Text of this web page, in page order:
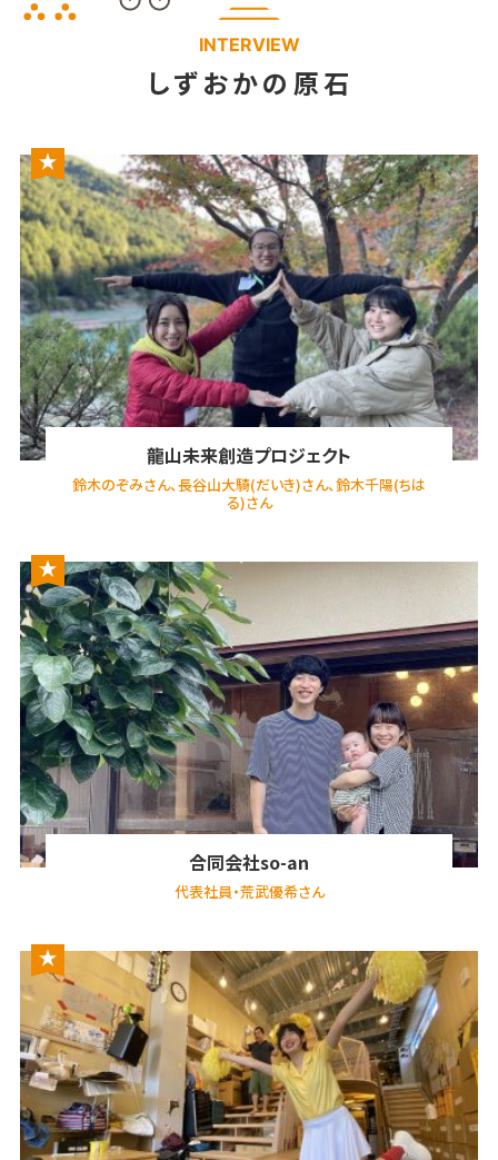
INTERVIEW
しずおかの原石
龍山未来創造プロジェクト
鈴木のぞみさん、長谷山大騎(だいき)さん、鈴木千陽(ちは
る)さん
合同会社so-an
代表社員・荒武優希さん